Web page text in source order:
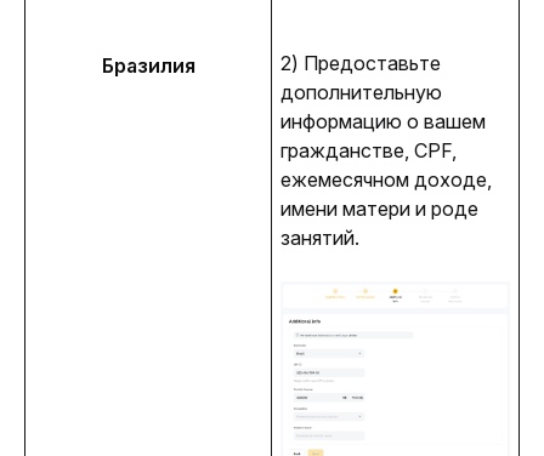
Бразилия
2) Предоставьте
дополнительную
информацию о вашем
гражданстве, CPF,
ежемесячном доходе,
имени матери и роде
занятий.